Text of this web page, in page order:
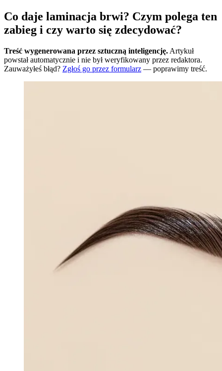
Co daje laminacja brwi? Czym polega ten
zabieg i czy warto się zdecydować?
Treść wygenerowana przez sztuczną inteligencję. Artykuł
powstał automatycznie i nie był weryfikowany przez redaktora.
Zauważyłeś błąd? Zgłoś go przez formularz — poprawimy treść.